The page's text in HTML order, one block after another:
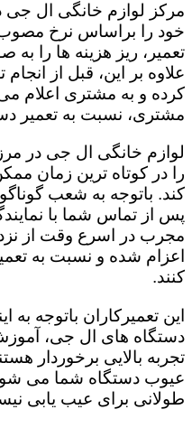
مرکز لوازم خانگی ال جی
خود را براساس نرخ مصوب
تعمیر، ریز هزینه ها را به
علاوه بر این، قبل از انجام
کرده و به مشتری اعلام
مشتری، نسبت به تعمیر
لوازم خانگی ال جی در
را در کوتاه ترین زمان
کند. باتوجه به شعب
پس از تماس شما با
مجرب در اسرع وقت از
اعزام شده و نسبت به
کنند.
این تعمیرکاران باتوجه به
دستگاه های ال جی، آموزش
تجربه بالایی برخوردار
عیوب دستگاه شما می
طولانی برای عیب یابی